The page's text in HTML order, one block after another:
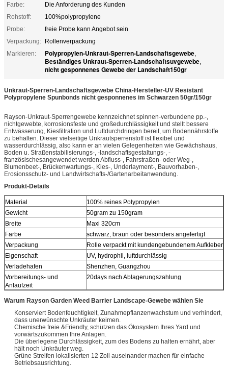
Farbe:
Die Anforderung des Kunden
Rohstoff:
100%polypropylene
Probe:
freie Probe kann Angebot sein
Verpackung: Rollenverpackung
Markieren:
Polypropylen-Unkraut-Sperren-Landschaftsgewebe,
Beständiges Unkraut-Sperren-Landschaftsuvgewebe,
nicht gesponnenes Gewebe der Landschaft150gr
Unkraut-Sperren-Landschaftsgewebe China-Hersteller-UV Resistant
Polypropylene Spunbonds nicht gesponnenes im Schwarzen 50gr/150gr
Rayson-Unkraut-Sperrengewebe kennzeichnet spinnen-verbundene pp.-,
nichtgewebte, korrosionsfeste und großedurchlässigkeit und stellt bessere
Entwässerung, Kiesfiltration und Luftdurchdringen bereit, um Bodennährstoffe
zu behalten. Dieser vielseitige Unkrautsperrenstoff ist flexibel und
wasserdurchlässig, also kann er an vielen Gelegenheiten wie Gewächshaus,
Boden u. Straßenstabilisierungs-, -landschaftsgestaltungs-, -
französischesangewendet werden Abfluss-, Fahrstraßen- oder Weg-,
Blumenbeet-, Brückenwartungs-, Kies-, Underlayment-, Bauvorhaben-,
Erosionsschutz- und Landwirtschafts-/Gartenarbeitanwendung.
Produkt-Details
Material
100% reines Polypropylen
Gewicht
50gram zu 150gram
Breite
Maxi 320cm
Farbe
schwarz, braun oder besonders angefertigt
Verpackung
Rolle verpackt mit kundengebundenem Aufkleber
Eigenschaft
UV, hydrophil, luftdurchlässig
Verladehafen
Shenzhen, Guangzhou
Vorbereitungs- und
Anlaufzeit
20days nach Ablagerungszahlung
Warum Rayson Garden Weed Barrier Landscape-Gewebe wählen Sie
Konserviert Bodenfeuchtigkeit, Zunahmepflanzenwachstum und verhindert,
dass unerwünschte Unkräuter keimen.
Chemische freie &Friendly, schützen das Ökosystem Ihres Yard und
vorwärtszukommen Ihre Anlagen.
Die überlegene Durchlässigkeit, zum des Bodens zu halten ernährt, aber
hält noch Unkräuter weg.
Grüne Streifen lokalisierten 12 Zoll auseinander machen für einfache
Betriebsausrichtung.